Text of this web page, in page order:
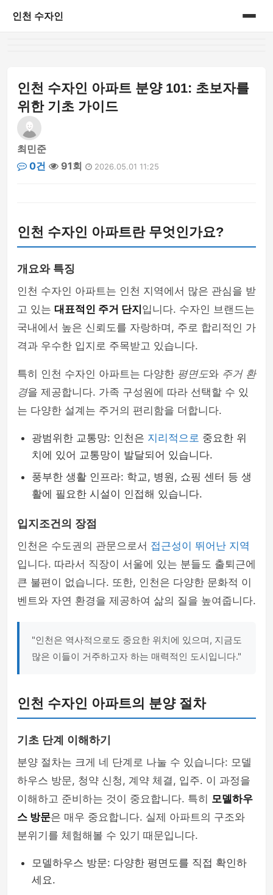
인천 수자인
인천 수자인 아파트 분양 101: 초보자를
위한 기초 가이드
최민준
0건
91회 2026.05.01 11:25
인천 수자인 아파트란 무엇인가요?
개요와 특징
인천 수자인 아파트는 인천 지역에서 많은 관심을 받
고 있는 대표적인 주거 단지 입니다. 수자인 브랜드는
국내에서 높은 신뢰도를 자랑하며, 주로 합리적인 가
격과 우수한 입지로 주목받고 있습니다.
특히 인천 수자인 아파트는 다양한 평면도와 주거 환
경을 제공합니다. 가족 구성원에 따라 선택할 수 있
는 다양한 설계는 주거의 편리함을 더합니다.
광범위한 교통망: 인천은 지리적으로 중요한 위
치에 있어 교통망이 발달되어 있습니다.
풍부한 생활 인프라: 학교, 병원, 쇼핑 센터 등 생
활에 필요한 시설이 인접해 있습니다.
입지조건의 장점
인천은 수도권의 관문으로서 접근성이 뛰어난 지역
입니다. 따라서 직장이 서울에 있는 분들도 출퇴근에
큰 불편이 없습니다. 또한, 인천은 다양한 문화적 이
벤트와 자연 환경을 제공하여 삶의 질을 높여줍니다.
"인천은 역사적으로도 중요한 위치에 있으며, 지금도
많은 이들이 거주하고자 하는 매력적인 도시입니다."
인천 수자인 아파트의 분양 절차
기초 단계 이해하기
분양 절차는 크게 네 단계로 나눌 수 있습니다: 모델
하우스 방문, 청약 신청, 계약 체결, 입주. 이 과정을
이해하고 준비하는 것이 중요합니다. 특히 모델하우
스 방문은 매우 중요합니다. 실제 아파트의 구조와
분위기를 체험해볼 수 있기 때문입니다.
모델하우스 방문: 다양한 평면도를 직접 확인하
세요.